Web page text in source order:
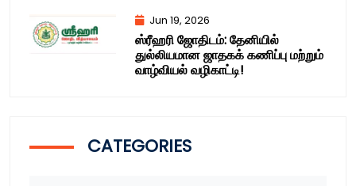
Jun 19, 2026
ஸ்ரீஹரி ஜோதிடம்: தேனியில்
துல்லியமான ஜாதகக் கணிப்பு மற்றும்
வாழ்வியல் வழிகாட்டி!
CATEGORIES